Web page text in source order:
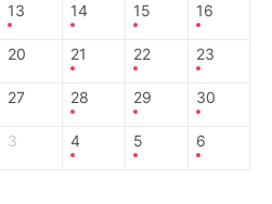
13 14 15 16
20 21 22 23
27 28 29 30
3 4 5 6